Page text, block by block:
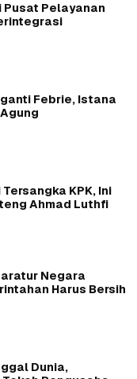
Pusat Pelayanan
Febrie, Istana
KPK, Ini
Ahmad Luthfi
Negara
Harus Bersih
Dunia,